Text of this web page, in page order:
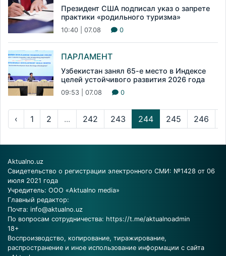
Президент США подписал указ о запрете
практики «родильного туризма»
10:40 | 07.08 0
ПАРЛАМЕНТ
Узбекистан занял 65-е место в Индексе
целей устойчивого развития 2026 года
09:53 | 07.08 0
‹ 1 2 ... 242 243 244 245 246
Aktualno.uz
Свидетельство о регистрации электронного СМИ: №1428 от 06
июля 2021 года
Учредитель: ООО «Aktualno media»
Главный редактор:
Почта: info@aktualno.uz
По вопросам сотрудничества: https://t.me/aktualnoadmin
18+
Воспроизводство, копирование, тиражирование,
распространение и иное использование информации с сайта